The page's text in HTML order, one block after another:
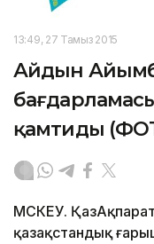
13:49, 27 Тамыз 2015
Айдын
қамтиды
МӘСКЕУ.
қазақстандық